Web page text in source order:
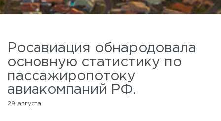
Росавиация обнародовала
основную статистику по
пассажиропотоку
авиакомпаний РФ.
29 августа